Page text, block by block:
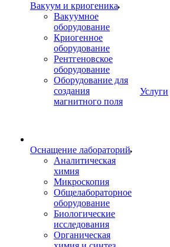
Вакуум и криогеника
Вакуумное
оборудование
Криогенное
оборудование
Рентгеновское
оборудование
Оборудование для
создания
магнитного поля
Оснащение лабораторий
Аналитическая
химия
Микроскопия
Общелабораторное
оборудование
Биологические
исследования
Органическая
Услуги